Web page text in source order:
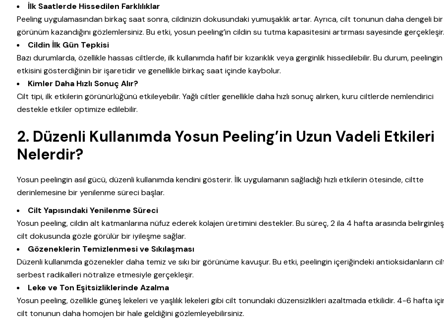
İlk Saatlerde Hissedilen Farklılıklar
Peeling uygulamasından birkaç saat sonra, cildinizin dokusundaki yumuşaklık artar. Ayrıca, cilt tonunun daha dengeli bir
görünüm kazandığını gözlemlersiniz. Bu etki, yosun peeling’in cildin su tutma kapasitesini artırması sayesinde
Cildin İlk Gün Tepkisi
Bazı durumlarda, özellikle hassas ciltlerde, ilk kullanımda hafif bir kızarıklık veya gerginlik hissedilebilir. Bu durum, peelingin
etkisini gösterdiğinin bir işaretidir ve genellikle birkaç saat içinde kaybolur.
Kimler Daha Hızlı Sonuç Alır?
Cilt tipi, ilk etkilerin görünürlüğünü etkileyebilir. Yağlı ciltler genellikle daha hızlı sonuç alırken, kuru ciltlerde nemlendirici
destekle etkiler optimize edilebilir.
2. Düzenli Kullanımda Yosun Peeling’in Uzun Vadeli Etkileri
Nelerdir?
Yosun peelingin asıl gücü, düzenli kullanımda kendini gösterir. İlk uygulamanın sağladığı hızlı etkilerin ötesinde, ciltte
derinlemesine bir yenilenme süreci başlar.
Cilt Yapısındaki Yenilenme Süreci
Yosun peeling, cildin alt katmanlarına nüfuz ederek kolajen üretimini destekler. Bu süreç, 2 ila 4 hafta arasında
cilt dokusunda gözle görülür bir iyileşme sağlar.
Gözeneklerin Temizlenmesi ve Sıkılaşması
Düzenli kullanımda gözenekler daha temiz ve sıkı bir görünüme kavuşur. Bu etki, peelingin içeriğindeki antioksidanların
serbest radikalleri nötralize etmesiyle gerçekleşir.
Leke ve Ton Eşitsizliklerinde Azalma
Yosun peeling, özellikle güneş lekeleri ve yaşlılık lekeleri gibi cilt tonundaki düzensizlikleri azaltmada etkilidir. 4-6 hafta
cilt tonunun daha homojen bir hale geldiğini gözlemleyebilirsiniz.